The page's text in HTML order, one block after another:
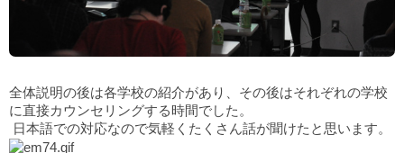
全体説明の後は各学校の紹介があり、その後はそれぞれの学校
に直接カウンセリングする時間でした。
日本語での対応なので気軽くたくさん話が聞けたと思います。